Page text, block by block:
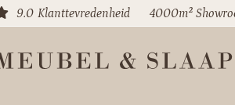
9.0 Klanttevredenheid 4000m²